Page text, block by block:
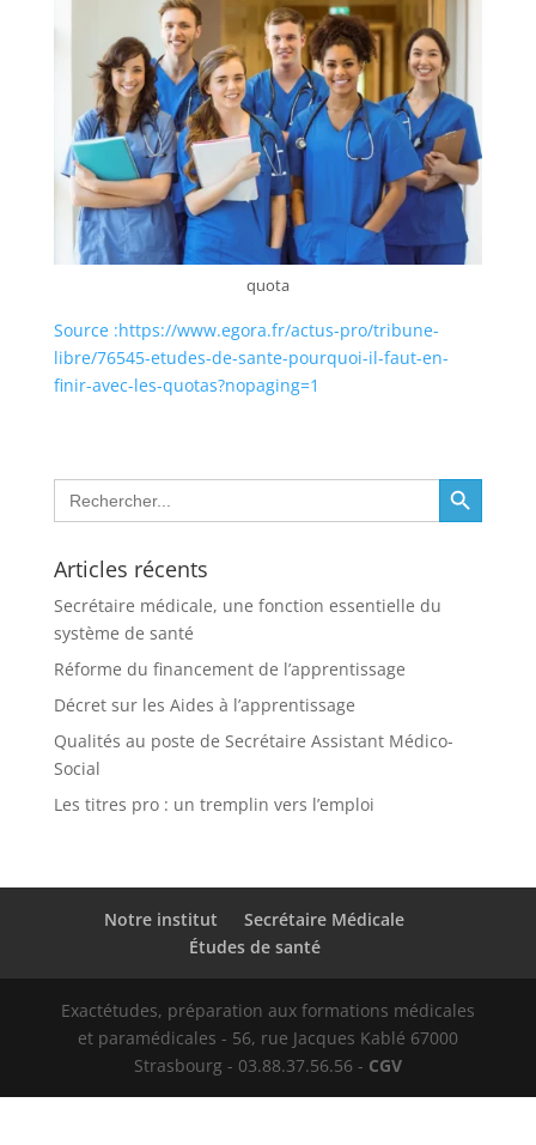
quota
Source :https://www.egora.fr/actus-pro/tribune-
libre/76545-etudes-de-sante-pourquoi-il-faut-en-
finir-avec-les-quotas?nopaging=1
fin
Search
for:
Search Button
Articles récents
Secrétaire médicale, une fonction essentielle du
système de santé
Réforme du financement de l’apprentissage
Décret sur les Aides à l’apprentissage
Qualités au poste de Secrétaire Assistant Médico-
Social
Les titres pro : un tremplin vers l’emploi
Notre institut
Secrétaire Médicale
Études de santé
Exactétudes, préparation aux formations médicales
et paramédicales - 56, rue Jacques Kablé 67000
Strasbourg - 03.88.37.56.56 - CGV